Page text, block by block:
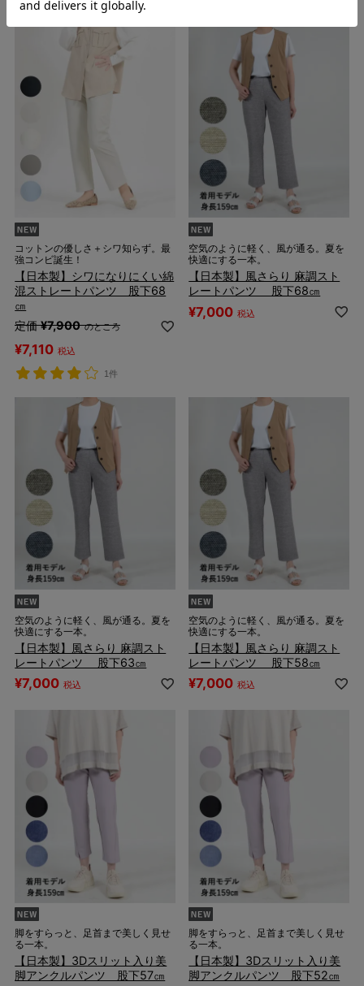
コットンの優しさ＋シワ知らず。最
強コンビ誕生！
【日本製】シワになりにくい綿
混ストレートパンツ 股下68
㎝
定価 ¥7,900 のところ
¥7,110 税込
1件
空気のように軽く、風が通る。夏を
快適にする一本。
【日本製】風さらり 麻調スト
レートパンツ 股下68㎝
¥7,000 税込
空気のように軽く、風が通る。夏を
快適にする一本。
【日本製】風さらり 麻調スト
レートパンツ 股下63㎝
¥7,000 税込
空気のように軽く、風が通る。夏を
快適にする一本。
【日本製】風さらり 麻調スト
レートパンツ 股下58㎝
¥7,000 税込
脚をすらっと、足首まで美しく見せ
る一本。
【日本製】3Dスリット入り美
脚アンクルパンツ 股下57㎝
脚をすらっと、足首まで美しく見せ
る一本。
【日本製】3Dスリット入り美
脚アンクルパンツ 股下52㎝